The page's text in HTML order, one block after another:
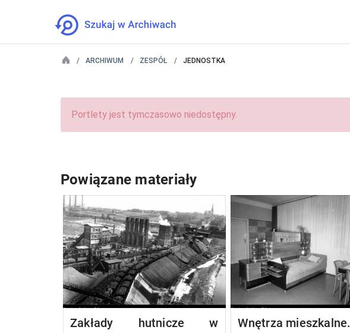
ARCHIWUM ZESPÓŁ JEDNOSTKA
Portlety jest tymczasowo niedostępny.
Powiązane materiały
Zakłady hutnicze w
Wnętrza mieszkalne.